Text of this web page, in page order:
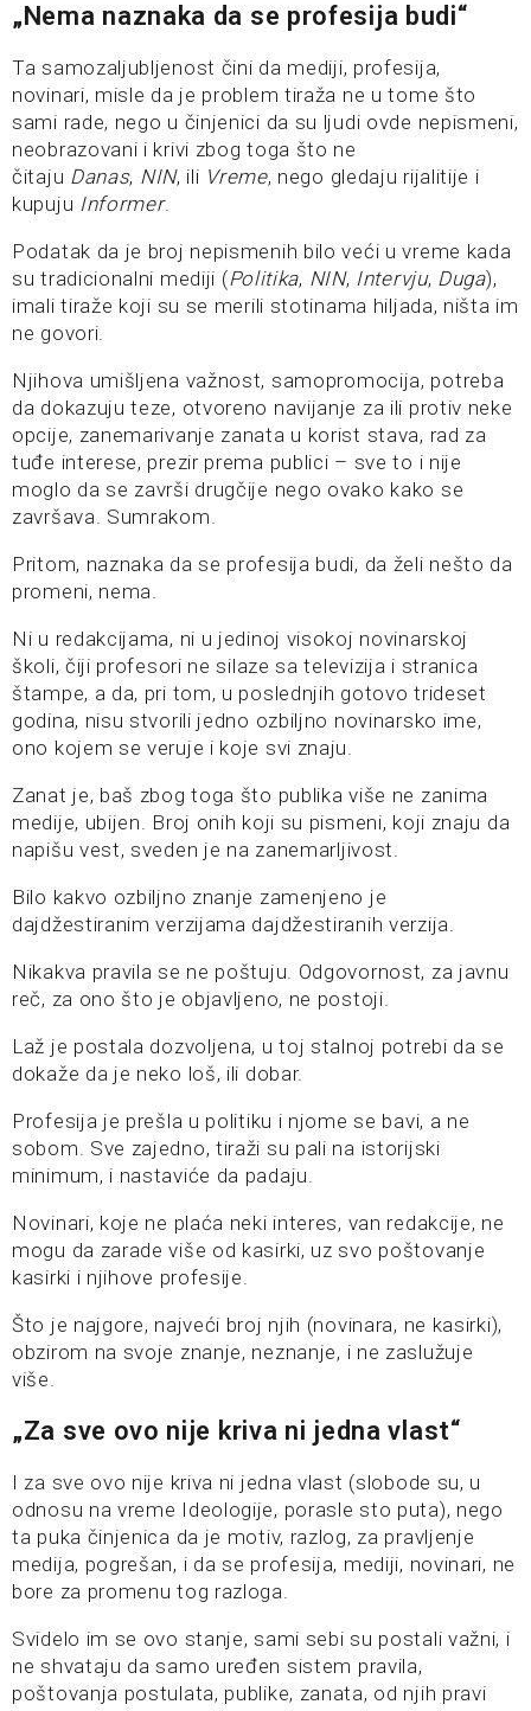
„Nema naznaka da se profesija budi“
Ta samozaljubljenost čini da mediji, profesija,
novinari, misle da je problem tiraža ne u tome što
sami rade, nego u činjenici da su ljudi ovde nepismeni,
neobrazovani i krivi zbog toga što ne
čitaju Danas, NIN, ili Vreme, nego gledaju rijalitije i
kupuju Informer.
Podatak da je broj nepismenih bilo veći u vreme kada
su tradicionalni mediji (Politika, NIN, Intervju, Duga),
imali tiraže koji su se merili stotinama hiljada, ništa im
ne govori.
Njihova umišljena važnost, samopromocija, potreba
da dokazuju teze, otvoreno navijanje za ili protiv neke
opcije, zanemarivanje zanata u korist stava, rad za
tuđe interese, prezir prema publici – sve to i nije
moglo da se završi drugčije nego ovako kako se
završava. Sumrakom.
Pritom, naznaka da se profesija budi, da želi nešto da
promeni, nema.
Ni u redakcijama, ni u jedinoj visokoj novinarskoj
školi, čiji profesori ne silaze sa televizija i stranica
štampe, a da, pri tom, u poslednjih gotovo trideset
godina, nisu stvorili jedno ozbiljno novinarsko ime,
ono kojem se veruje i koje svi znaju.
Zanat je, baš zbog toga što publika više ne zanima
medije, ubijen. Broj onih koji su pismeni, koji znaju da
napišu vest, sveden je na zanemarljivost.
Bilo kakvo ozbiljno znanje zamenjeno je
dajdžestiranim verzijama dajdžestiranih verzija.
Nikakva pravila se ne poštuju. Odgovornost, za javnu
reč, za ono što je objavljeno, ne postoji.
Laž je postala dozvoljena, u toj stalnoj potrebi da se
dokaže da je neko loš, ili dobar.
Profesija je prešla u politiku i njome se bavi, a ne
sobom. Sve zajedno, tiraži su pali na istorijski
minimum, i nastaviće da padaju.
Novinari, koje ne plaća neki interes, van redakcije, ne
mogu da zarade više od kasirki, uz svo poštovanje
kasirki i njihove profesije.
Što je najgore, najveći broj njih (novinara, ne kasirki),
obzirom na svoje znanje, neznanje, i ne zaslužuje
više.
„Za sve ovo nije kriva ni jedna vlast“
I za sve ovo nije kriva ni jedna vlast (slobode su, u
odnosu na vreme Ideologije, porasle sto puta), nego
ta puka činjenica da je motiv, razlog, za pravljenje
medija, pogrešan, i da se profesija, mediji, novinari, ne
bore za promenu tog razloga.
Svidelo im se ovo stanje, sami sebi su postali važni, i
ne shvataju da samo uređen sistem pravila,
poštovanja postulata, publike, zanata, od njih pravi